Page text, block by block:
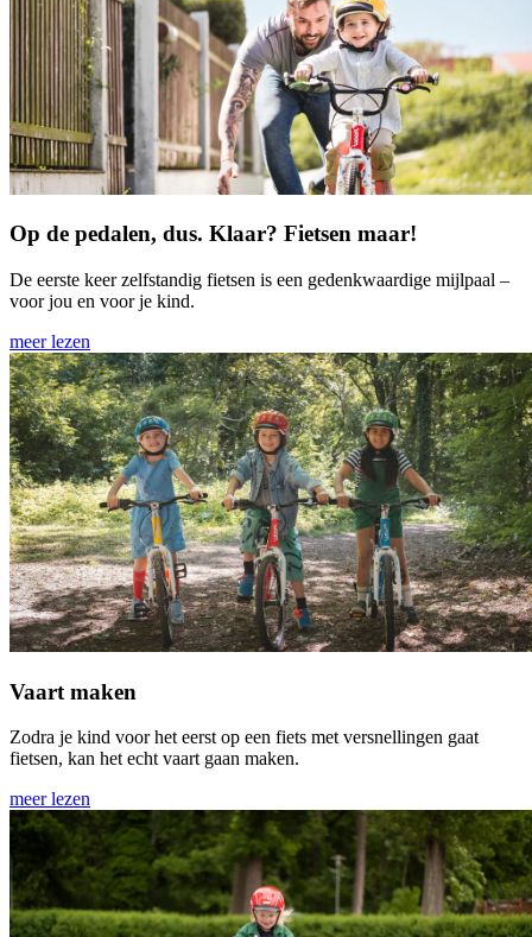
Op de pedalen, dus. Klaar? Fietsen maar!
De eerste keer zelfstandig fietsen is een gedenkwaardige mijlpaal –
voor jou en voor je kind.
meer lezen
Vaart maken
Zodra je kind voor het eerst op een fiets met versnellingen gaat
fietsen, kan het echt vaart gaan maken.
meer lezen